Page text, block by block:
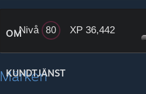
OM
KUNDTJÄNST
Nivå 80 XP 36,442
Märken